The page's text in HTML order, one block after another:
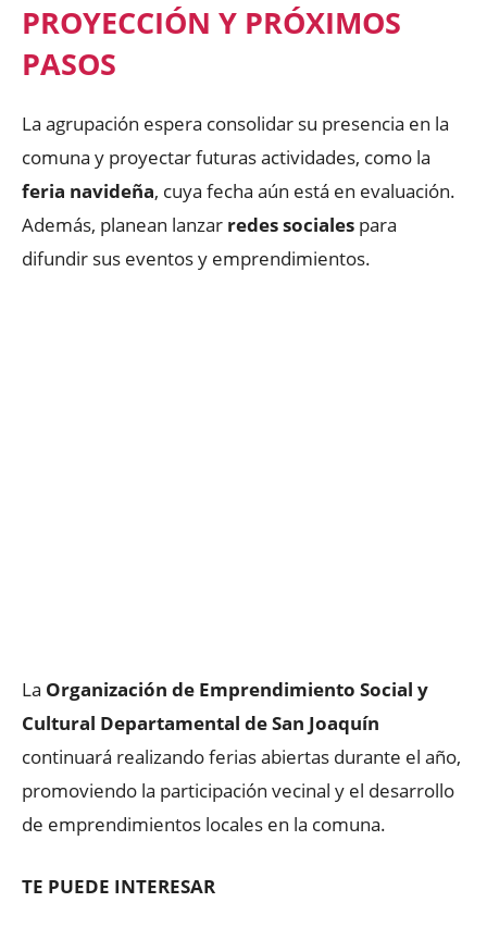
PROYECCIÓN Y PRÓXIMOS
PASOS
La agrupación espera consolidar su presencia en la
comuna y proyectar futuras actividades, como la
feria navideña, cuya fecha aún está en evaluación.
Además, planean lanzar redes sociales para
difundir sus eventos y emprendimientos.
La Organización de Emprendimiento Social y
Cultural Departamental de San Joaquín
continuará realizando ferias abiertas durante el año,
promoviendo la participación vecinal y el desarrollo
de emprendimientos locales en la comuna.
TE PUEDE INTERESAR